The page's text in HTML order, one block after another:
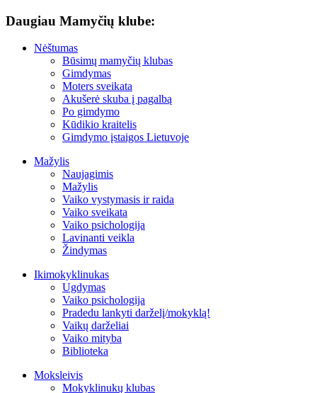
Daugiau Mamyčių klube:
Nėštumas
Būsimų mamyčių klubas
Gimdymas
Moters sveikata
Akušerė skuba į pagalbą
Po gimdymo
Kūdikio kraitelis
Gimdymo įstaigos Lietuvoje
Mažylis
Naujagimis
Mažylis
Vaiko vystymasis ir raida
Vaiko sveikata
Vaiko psichologija
Lavinanti veikla
Žindymas
Ikimokyklinukas
Ugdymas
Vaiko psichologija
Pradedu lankyti darželį/mokyklą!
Vaikų darželiai
Vaiko mityba
Biblioteka
Moksleivis
Mokyklinukų klubas